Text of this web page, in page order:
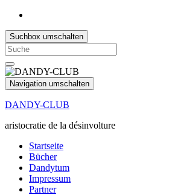
Suchbox umschalten
Search
for:
Navigation umschalten
DANDY-CLUB
aristocratie de la désinvolture
Startseite
Bücher
Dandytum
Impressum
Partner